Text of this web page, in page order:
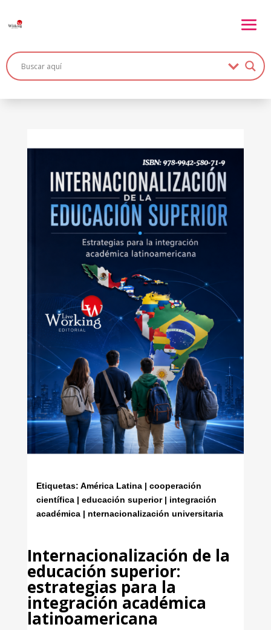
Etiquetas: América Latina | cooperación
científica | educación superior | integración
académica | nternacionalización universitaria
Internacionalización de la
educación superior:
estrategias para la
integración académica
latinoamericana